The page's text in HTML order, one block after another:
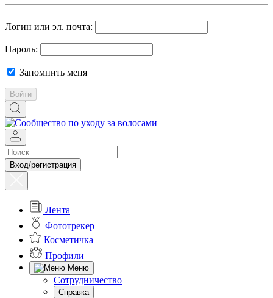
Логин или эл. почта:
Пароль:
Запомнить меня
Войти
Вход/регистрация
Лента
Фототрекер
Косметичка
Профили
Меню
Сотрудничество
Справка